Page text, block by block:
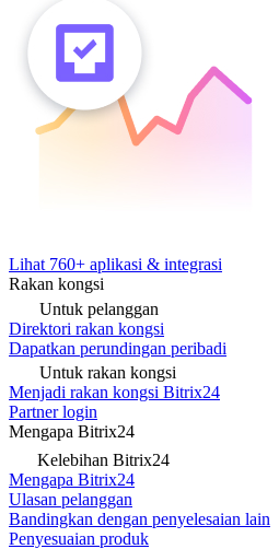
Lihat 760+ aplikasi & integrasi
Rakan kongsi
Untuk pelanggan
Direktori rakan kongsi
Dapatkan perundingan peribadi
Untuk rakan kongsi
Menjadi rakan kongsi Bitrix24
Partner login
Mengapa Bitrix24
Kelebihan Bitrix24
Mengapa Bitrix24
Ulasan pelanggan
Bandingkan dengan penyelesaian lain
Penyesuaian produk